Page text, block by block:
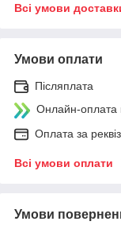
Всі умови
Умови оплати
Післяплата
Онлайн-оплата
Оплата за
Всі умови оплати
Умови